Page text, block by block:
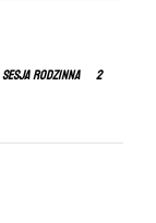
sesja rodzinna
2